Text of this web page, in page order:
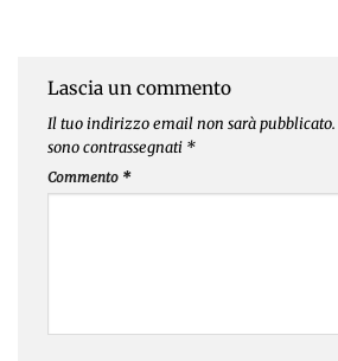
Lascia un commento
Il tuo indirizzo email non sarà pubblicato.
sono contrassegnati *
Commento *